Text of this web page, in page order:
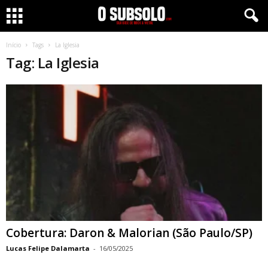
Início Tags La Iglesia
Tag: La Iglesia
Cobertura: Daron & Malorian (São Paulo/SP)
Lucas Felipe Dalamarta - 16/05/2025